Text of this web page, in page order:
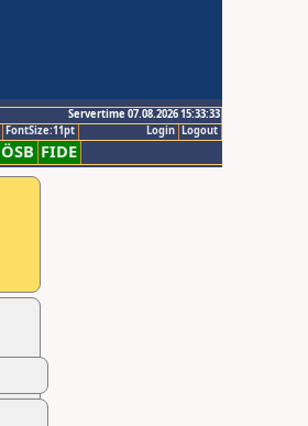
Servertime 07.08.2026 15:33:33
Logout
Login
FontSize:11pt
ÖSB FIDE